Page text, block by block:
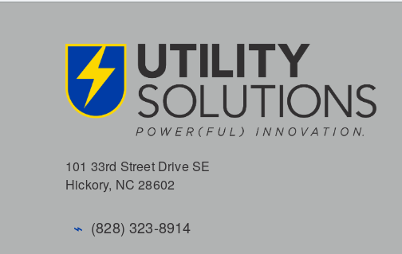
101 33rd Street Drive SE
Hickory, NC 28602
⌁ (828) 323-8914